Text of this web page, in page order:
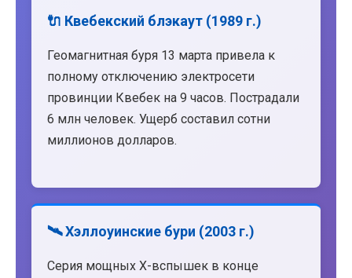
🔌 Квебекский блэкаут (1989 г.)
Геомагнитная буря 13 марта привела к
полному отключению электросети
провинции Квебек на 9 часов. Пострадали
6 млн человек. Ущерб составил сотни
миллионов долларов.
🛰️ Хэллоуинские бури (2003 г.)
Серия мощных X-вспышек в конце